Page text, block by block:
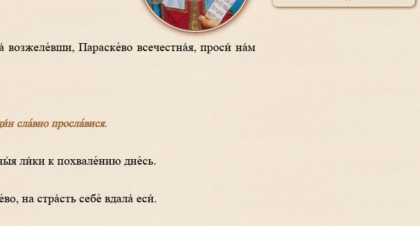
сла́вно просла́вися.
ли́ки к похвале́нию дне́сь.
на стра́сть себе́ вдала́ еси́.